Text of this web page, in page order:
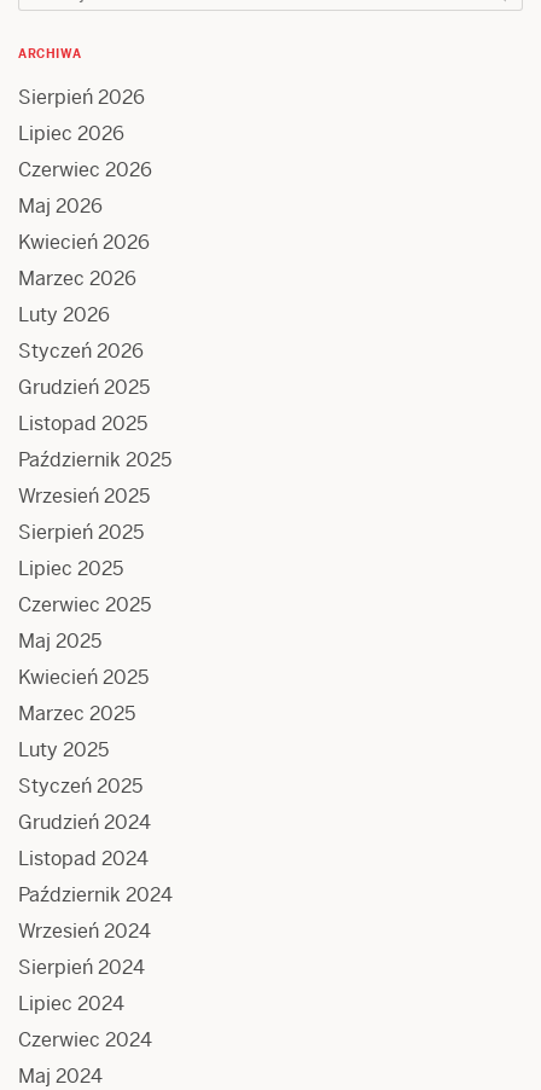
ARCHIWA
Sierpień 2026
Lipiec 2026
Czerwiec 2026
Maj 2026
Kwiecień 2026
Marzec 2026
Luty 2026
Styczeń 2026
Grudzień 2025
Listopad 2025
Październik 2025
Wrzesień 2025
Sierpień 2025
Lipiec 2025
Czerwiec 2025
Maj 2025
Kwiecień 2025
Marzec 2025
Luty 2025
Styczeń 2025
Grudzień 2024
Listopad 2024
Październik 2024
Wrzesień 2024
Sierpień 2024
Lipiec 2024
Czerwiec 2024
Maj 2024